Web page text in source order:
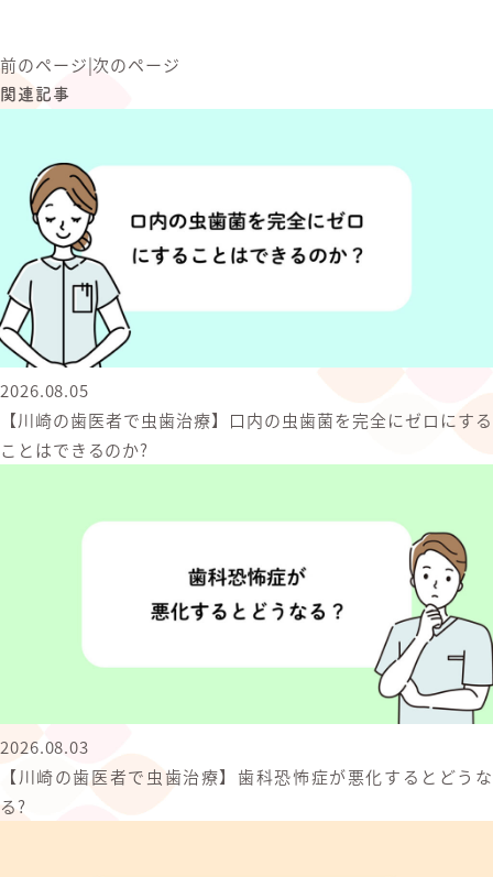
前のページ|次のページ
関連記事
2026.08.05
【川崎の歯医者で虫歯治療】口内の虫歯菌を完全にゼロにする
ことはできるのか?
2026.08.03
【川崎の歯医者で虫歯治療】歯科恐怖症が悪化するとどうな
る?